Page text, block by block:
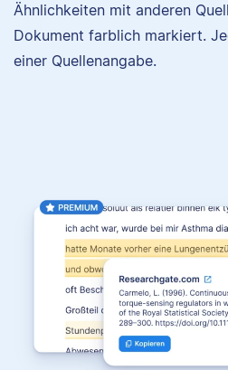
Ähnlichkeiten mit anderen
Dokument farblich markiert.
einer Quellenangabe.